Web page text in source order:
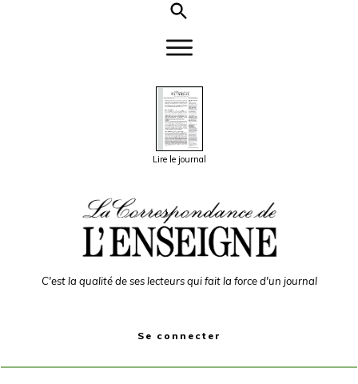
Lire le journal
C'est la qualité de ses lecteurs qui fait la force d'un journal
Se connecter